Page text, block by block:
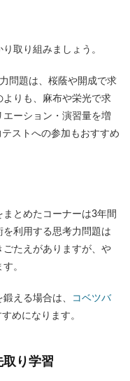
取り組みましょう。
問題は、桜蔭や開成で求
りも、麻布や栄光で求
ーション・演習量を増
ストへの参加もおすすめ
とめたコーナーは3年間
利用する思考力問題は
たえがありますが、や
。
える場合は、
コベツバ
めになります。
り学習